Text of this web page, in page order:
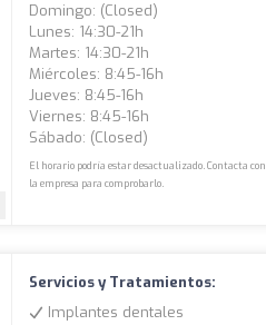
Domingo: (closed)
Lunes: 14:30-21h
Martes: 14:30-21h
Miércoles: 8:45-16h
Jueves: 8:45-16h
Viernes: 8:45-16h
Sábado: (closed)
El horario podría estar desactualizado. Contacta con
la empresa para comprobarlo.
Servicios y Tratamientos:
Implantes dentales